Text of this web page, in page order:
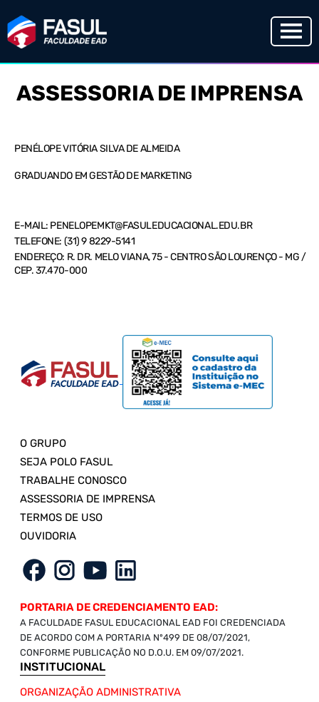
ASSESSORIA DE IMPRENSA
PENÉLOPE VITÓRIA SILVA DE ALMEIDA
GRADUANDO EM GESTÃO DE MARKETING
E-MAIL: PENELOPEMKT@FASULEDUCACIONAL.EDU.BR
TELEFONE: (31) 9 8229-5141
ENDEREÇO: R. DR. MELO VIANA, 75 - CENTRO SÃO LOURENÇO - MG /
CEP. 37.470-000
O GRUPO
SEJA POLO FASUL
TRABALHE CONOSCO
ASSESSORIA DE IMPRENSA
TERMOS DE USO
OUVIDORIA
PORTARIA DE CREDENCIAMENTO EAD:
A FACULDADE FASUL EDUCACIONAL EAD FOI CREDENCIADA
DE ACORDO COM A PORTARIA Nº499 DE 08/07/2021,
CONFORME PUBLICAÇÃO NO D.O.U. EM 09/07/2021.
INSTITUCIONAL
ORGANIZAÇÃO ADMINISTRATIVA